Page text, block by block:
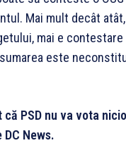
Mai mult decât
mai e
este
PSD nu va vota
News.